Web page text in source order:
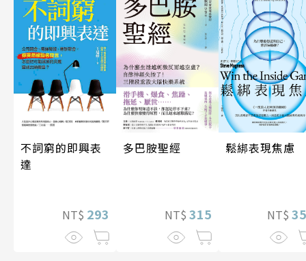
不詞窮的即興表
達
NT$ 293
多巴胺聖經
NT$ 315
鬆綁表現焦慮
NT$